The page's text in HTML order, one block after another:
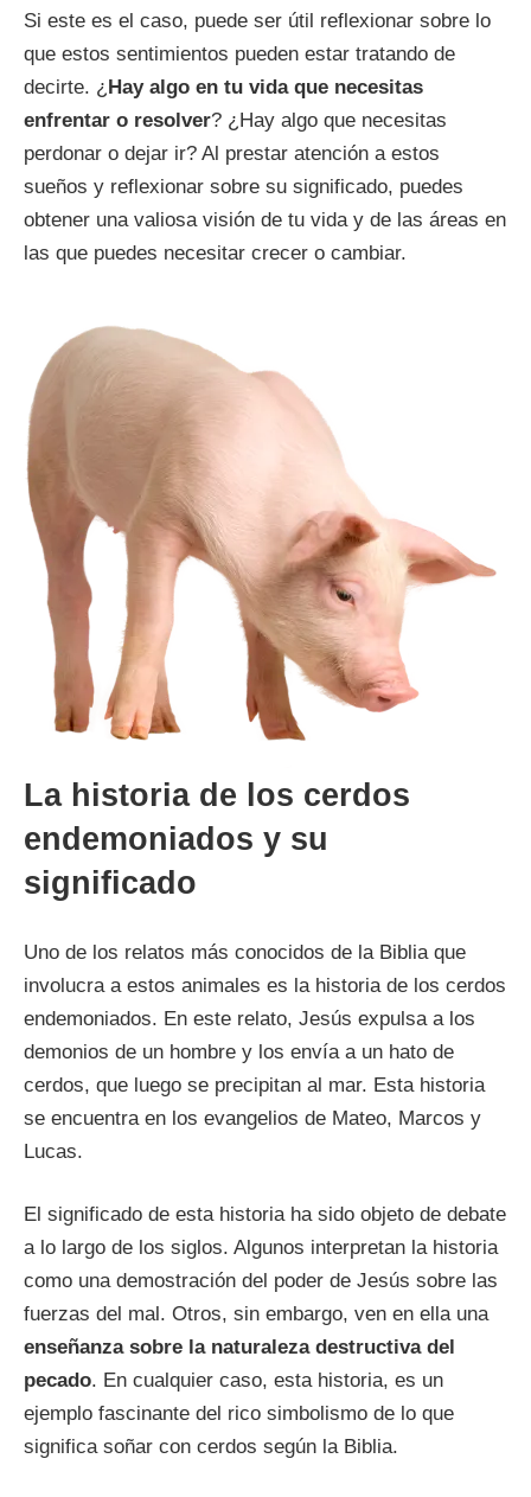
Si este es el caso, puede ser útil reflexionar sobre lo
que estos sentimientos pueden estar tratando de
decirte. ¿ Hay algo en tu vida que necesitas
enfrentar o resolver? ¿Hay algo que necesitas
perdonar o dejar ir? Al prestar atención a estos
sueños y reflexionar sobre su significado, puedes
obtener una valiosa visión de tu vida y de las áreas en
las que puedes necesitar crecer o cambiar.
La historia de los cerdos
endemoniados y su
significado
Uno de los relatos más conocidos de la Biblia que
involucra a estos animales es la historia de los cerdos
endemoniados. En este relato, Jesús expulsa a los
demonios de un hombre y los envía a un hato de
cerdos, que luego se precipitan al mar. Esta historia
se encuentra en los evangelios de Mateo, Marcos y
Lucas.
El significado de esta historia ha sido objeto de debate
a lo largo de los siglos. Algunos interpretan la historia
como una demostración del poder de Jesús sobre las
fuerzas del mal. Otros, sin embargo, ven en ella una
enseñanza sobre la naturaleza destructiva del
pecado. En cualquier caso, esta historia, es un
ejemplo fascinante del rico simbolismo de lo que
significa soñar con cerdos según la Biblia.